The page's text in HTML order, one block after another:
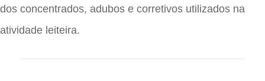
dos concentrados, adubos e corretivos utilizados na
atividade leiteira.